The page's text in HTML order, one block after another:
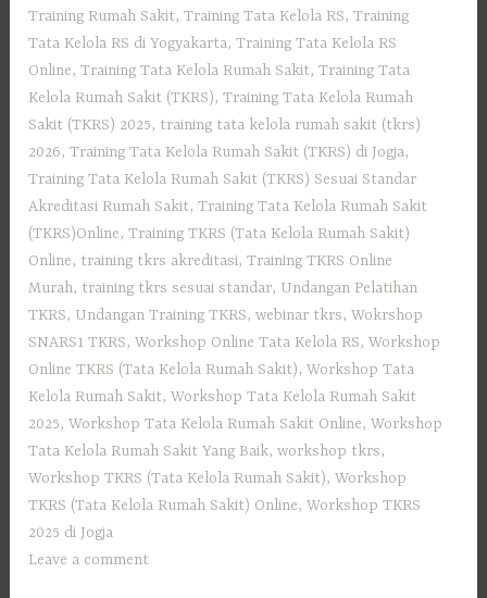
Training Rumah Sakit,Training Tata Kelola RS,Training
Tata Kelola RS di Yogyakarta,Training Tata Kelola RS
Online,Training Tata Kelola Rumah Sakit,Training Tata
Kelola Rumah Sakit (TKRS),Training Tata Kelola Rumah
Sakit (TKRS) 2025, training tata kelola rumah sakit (tkrs)
2026,Training Tata Kelola Rumah Sakit (TKRS) di Jogja,
Training Tata Kelola Rumah Sakit (TKRS) Sesuai Standar
Akreditasi Rumah Sakit,Training Tata Kelola Rumah Sakit
(TKRS)Online,Training TKRS (Tata Kelola Rumah Sakit)
Online, training tkrs akreditasi,Training TKRS Online
Murah, training tkrs sesuai standar, Undangan Pelatihan
TKRS, Undangan Training TKRS,webinar tkrs,Wokrshop
SNARS1 TKRS,Workshop Online Tata Kelola RS,Workshop
Online TKRS (Tata Kelola Rumah Sakit),Workshop Tata
Kelola Rumah Sakit,Workshop Tata Kelola Rumah Sakit
2025,Workshop Tata Kelola Rumah Sakit Online,Workshop
Tata Kelola Rumah Sakit Yang Baik,workshop tkrs,
Workshop TKRS (Tata Kelola Rumah Sakit),Workshop
TKRS (Tata Kelola Rumah Sakit) Online,Workshop TKRS
2025 di Jogja
Leave a comment